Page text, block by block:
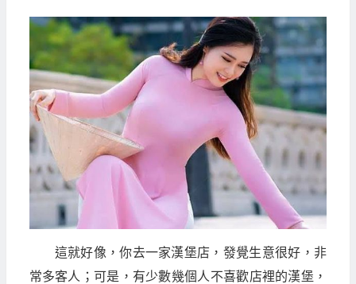
這就好像，你去一家漢堡店，發覺生意很好，非
常多客人；可是，有少數幾個人不喜歡店裡的漢堡，